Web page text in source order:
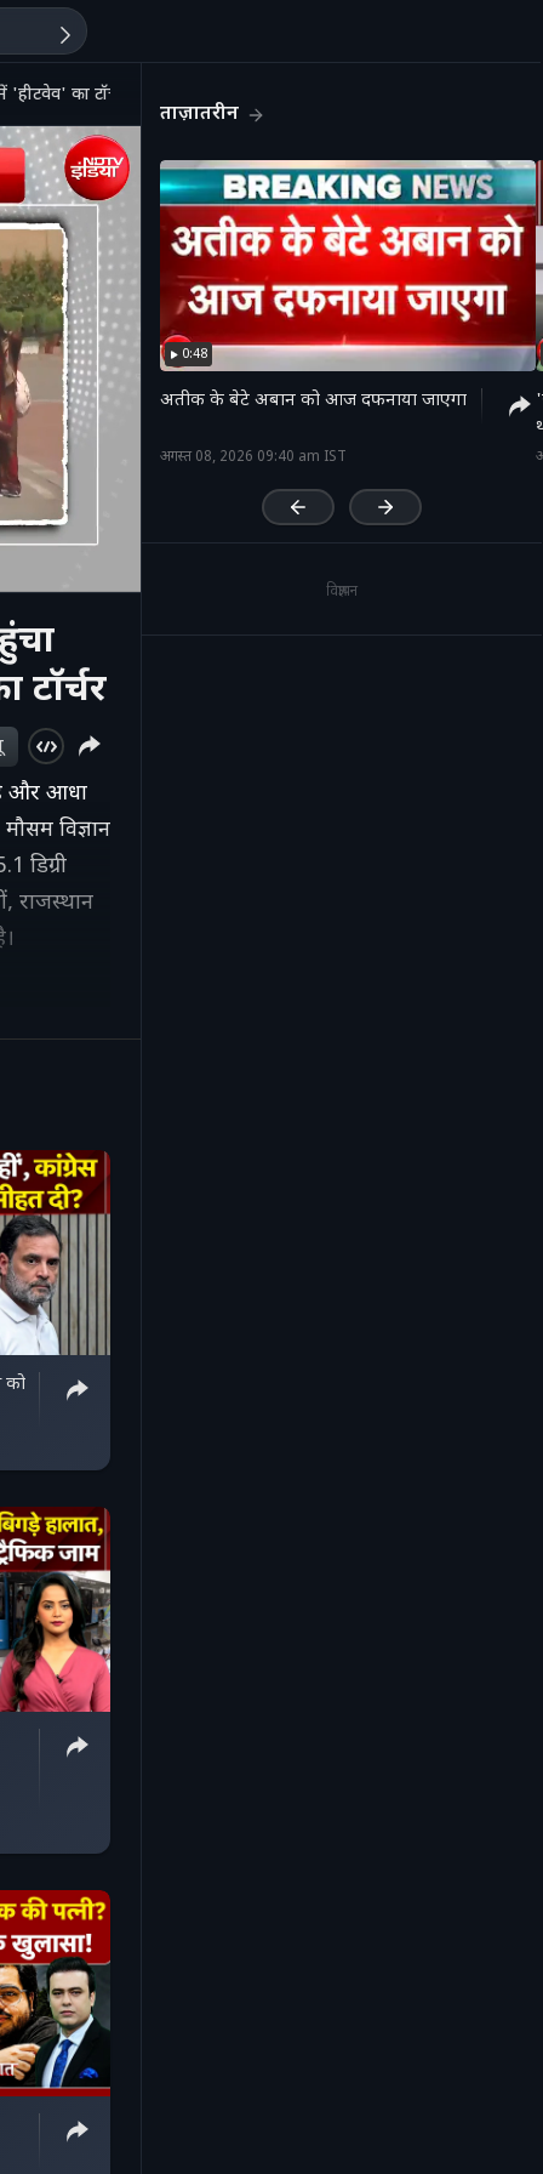
का टॉर्चर
'
और आधा
विज्ञान
डिग्री
राजस्थान
को
ताज़ातरीन
0:48
अतीक के बेटे अबान को आज दफनाया जाएगा
अगस्त 08, 2026 09:40 am IST
विज्ञापन